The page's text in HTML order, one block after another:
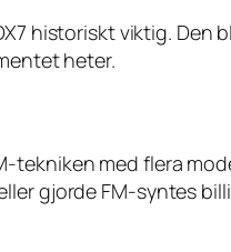
historiskt viktig. Den
heter.
tekniken med flera
gjorde FM-syntes